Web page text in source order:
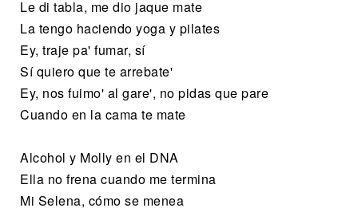
Le di tabla, me dio jaque mate
La tengo haciendo yoga y pilates
Ey, traje pa' fumar, sí
Sí quiero que te arrebate'
Ey, nos fuimo' al gare', no pidas que pare
Cuando en la cama te mate
Alcohol y Molly en el DNA
Ella no frena cuando me termina
Mi Selena, cómo se menea